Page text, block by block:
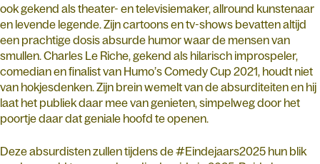
ook gekend als theater- en televisiemaker, allround kunstenaar
en levende legende. Zijn cartoons en tv-shows bevatten altijd
een prachtige dosis absurde humor waar de mensen van
smullen. Charles Le Riche, gekend als hilarisch improspeler,
comedian en finalist van Humo’s Comedy Cup 2021, houdt niet
van hokjesdenken. Zijn brein wemelt van de absurditeiten en hij
laat het publiek daar mee van genieten, simpelweg door het
poortje daar dat geniale hoofd te openen.
Deze absurdisten zullen tijdens de #Eindejaars2025 hun blik